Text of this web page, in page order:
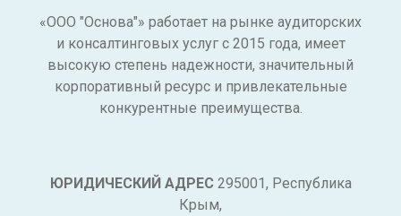
«ООО "Основа"» работает на рынке аудиторских
и консалтинговых услуг с 2015 года, имеет
высокую степень надежности, значительный
корпоративный ресурс и привлекательные
конкурентные преимущества.
ЮРИДИЧЕСКИЙ АДРЕС295001, Республика
Крым,